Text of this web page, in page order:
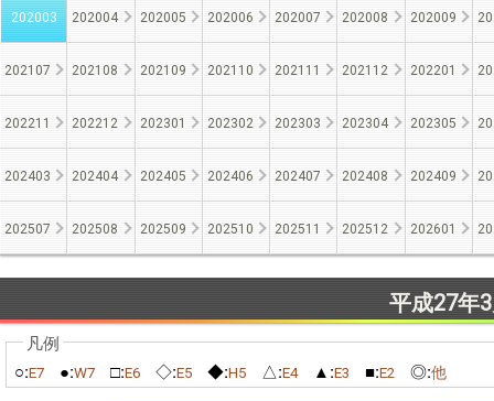
202003 202004 202005 202006 202007 202008 202009
202107 202108 202109 202110 202111 202112 202201
202211 202212 202301 202302 202303 202304 202305
202403 202404 202405 202406 202407 202408 202409
202507 202508 202509 202510 202511 202512 202601
平成27年
○:E7 ●:W7 □:E6 ◇:E5 ◆:H5 △:E4 ▲:E3 ■:E2 ◎:他